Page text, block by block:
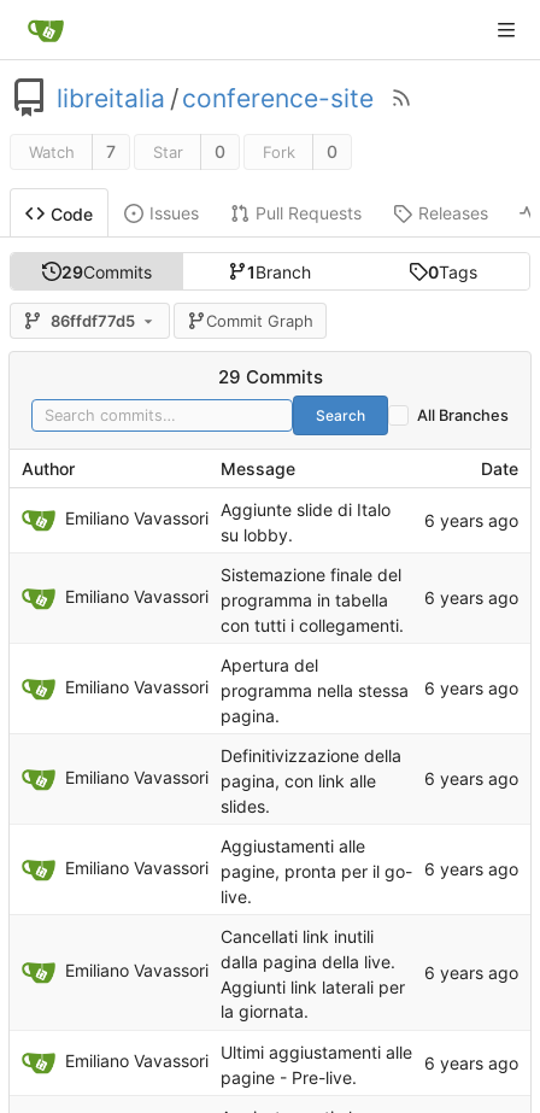
libreitalia /conference-site
Watch 7 Star 0 Fork 0
Code Issues Pull Requests Releases
29Commits 1Branch 0Tags
86ffdf77d5 Commit Graph
29 Commits
All Branches
Search
Author Message Date
Emiliano Vavassori
Aggiunte slide di Italo
su lobby.
Emiliano Vavassori
Sistemazione finale del
programma in tabella
con tutti i collegamenti.
Emiliano Vavassori
Apertura del
programma nella stessa
pagina.
Emiliano Vavassori
Definitivizzazione della
pagina, con link alle
slides.
Emiliano Vavassori
Aggiustamenti alle
pagine, pronta per il go-
live.
Emiliano Vavassori
Cancellati link inutili
dalla pagina della live.
Aggiunti link laterali per
la giornata.
Emiliano Vavassori
Ultimi aggiustamenti alle
pagine - Pre-live.